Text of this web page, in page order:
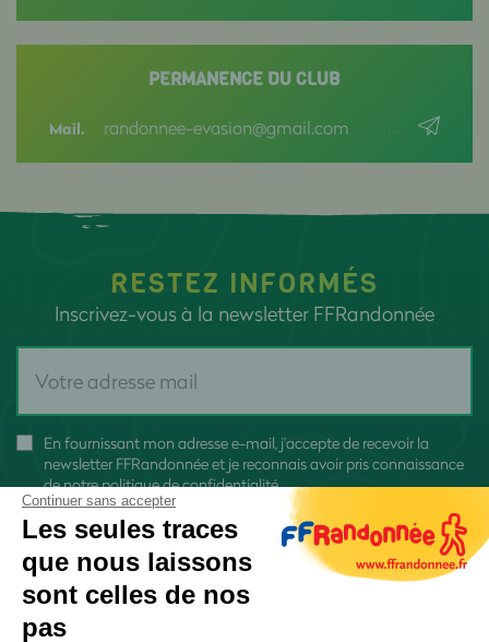
PERMANENCE DU CLUB
Mail. randonnee-evasion@gmail.com
RESTEZ INFORMÉS
Inscrivez-vous à la newsletter FFRandonnée
En fournissant mon adresse e-mail, j'accepte de recevoir la
newsletter FFRandonnée et je reconnais avoir pris connaissance
denotre politique de confidentialité
Continuer sans accepter
Les seules traces
que nous laissons
sont celles de nos
pas